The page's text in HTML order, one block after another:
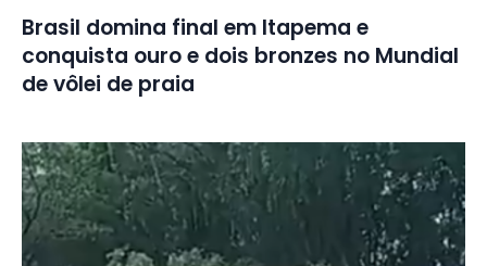
Brasil domina final em Itapema e
conquista ouro e dois bronzes no Mundial
de vôlei de praia